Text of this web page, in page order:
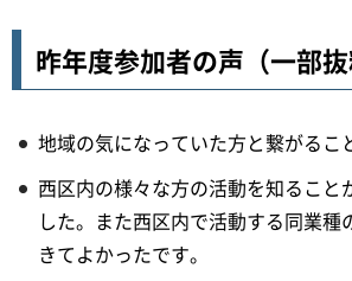
昨年度参加者の声（一部抜
地域の気になっていた方と繋がるこ
西区内の様々な方の活動を知ること
した。また西区内で活動する同業種
きてよかったです。